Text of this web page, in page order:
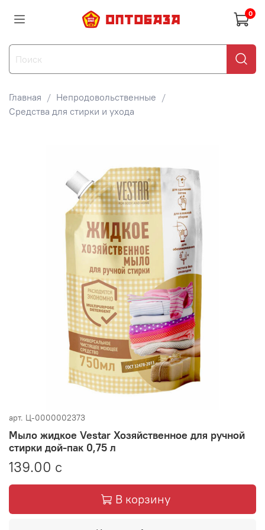
0
Главная
Непродовольственные
Средства для стирки и ухода
арт. Ц-0000002373
Мыло жидкое Vestar Хозяйственное для ручной
стирки дой-пак 0,75 л
139.00 с
В корзину